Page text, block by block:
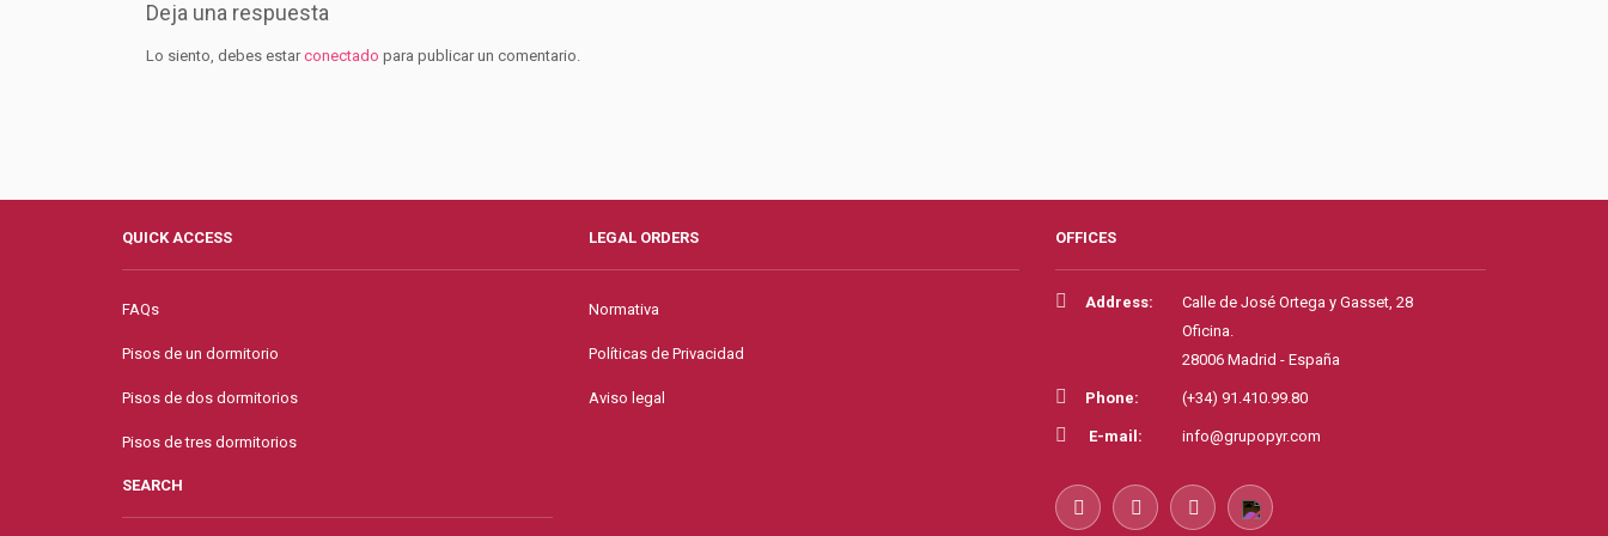
Deja una respuesta
Lo siento, debes estarconectado para publicar un comentario.
QUICK ACCESS
FAQs
Pisos de un dormitorio
Pisos de dos dormitorios
Pisos de tres dormitorios
SEARCH
LEGAL ORDERS
Normativa
Políticas de Privacidad
Aviso legal
OFFICES
Address:
Calle de José Ortega y Gasset, 28
Oficina.
28006 Madrid - España
Phone: (+34) 91.410.99.80
E-mail: info@grupopyr.com